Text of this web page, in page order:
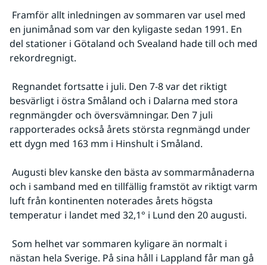
en junimånad som var den kyligaste sedan 1991. En
del stationer i Götaland och Svealand hade till och med
rekordregnigt.
besvärligt i östra Småland och i Dalarna med stora
regnmängder och översvämningar. Den 7 juli
rapporterades också årets största regnmängd under
ett dygn med 163 mm i Hinshult i Småland.
och i samband med en tillfällig framstöt av riktigt varm
luft från kontinenten noterades årets högsta
temperatur i landet med 32,1° i Lund den 20 augusti.
nästan hela Sverige. På sina håll i Lappland får man gå